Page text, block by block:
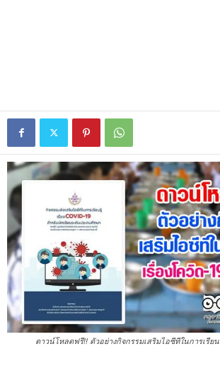
ดาวน์โหลดฟรี!! ตัวอย่างกิจกรรมเสริมไอซีทีในการเรีย